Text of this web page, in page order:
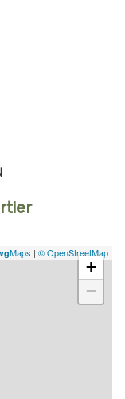
+
−
Maps | © OpenStreetMap